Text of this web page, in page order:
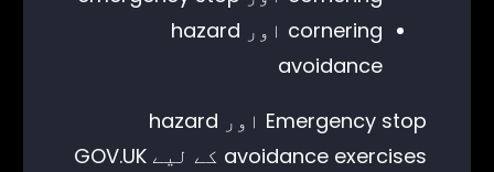
cornering اور hazard
avoidance
Emergency stop اور hazard
avoidance exercises کے لیے GOV.UK